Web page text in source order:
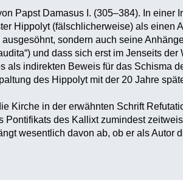
Papst Damasus I. (305–384). In
Hippolyt (fälschlicherweise) als einen
sondern auch seine
und dass sich erst im Jenseits
als indirekten Beweis für das Schisma
des Hippolyt mit der 20 Jahre
Kirche in der erwähnten Schrift
Pontifikats des Kallixt zumindest
wesentlich davon ab, ob er als Autor